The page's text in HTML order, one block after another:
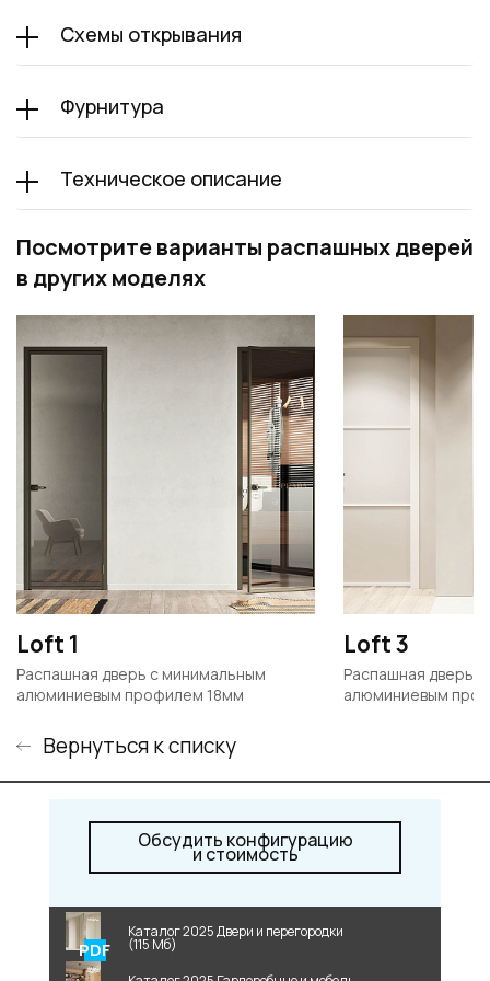
Схемы открывания
Фурнитура
Техническое описание
Посмотрите варианты распашных дверей
в других моделях
Loft 1
Распашная дверь с минимальным
алюминиевым профилем 18мм
Loft 3
Распашная дверь
алюминиевым
Вернуться к списку
Обсудить конфигурацию
и стоимость
Каталог 2025 Двери и перегородки
(115 Мб)